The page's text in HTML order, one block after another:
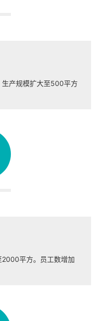
产规模扩大至500平方
平方。员工数增加